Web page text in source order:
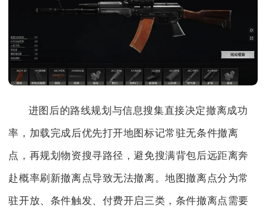
进图后的路线规划与信息搜集直接决定撤离成功
率，加载完成后优先打开地图标记常驻无条件撤离
点，再规划物资搜寻路径，避免搜满背包后远距离奔
赴概率刷新撤离点导致无法撤离。地图撤离点分为常
驻开放、条件触发、付费开启三类，条件撤离点需要